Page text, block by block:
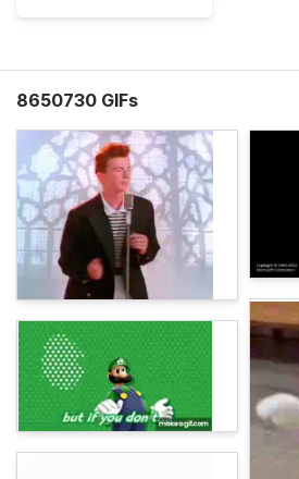
8650730 GIFs